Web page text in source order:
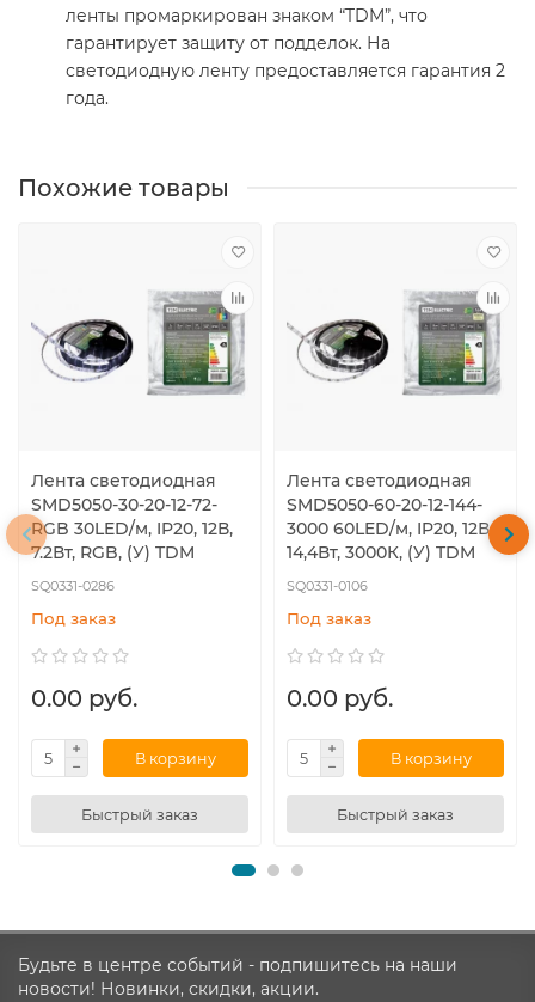
ленты промаркирован знаком “TDM”, что
гарантирует защиту от подделок. На
светодиодную ленту предоставляется гарантия 2
года.
Похожие товары
Лента светодиодная
SMD5050-30-20-12-72-
RGB 30LED/м, IP20, 12В,
7.2Вт, RGB, (У) TDM
SQ0331-0286
Под заказ
0.00 руб.
В корзину
Быстрый заказ
Лента светодиодная
SMD5050-60-20-12-144-
3000 60LED/м, IP20, 12В,
14,4Вт, 3000К, (У) TDM
SQ0331-0106
Под заказ
0.00 руб.
В корзину
Быстрый заказ
Будьте в центре событий - подпишитесь на наши
новости! Новинки, скидки, акции.